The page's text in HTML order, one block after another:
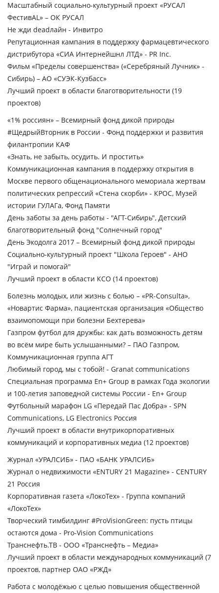
Масштабный социально-культурный проект «РУСАЛ
ФестивAL» – ОК РУСАЛ
Не жди deadлайн - Инвитро
Репутационная кампания в поддержку фармацевтического
дистрибутора «СИА Интернейшнл ЛТД» - PR Inc.
Фильм «Пределы совершенства» («Серебряный Лучник» -
Сибирь) – АО «СУЭК-Кузбасс»
Лучший проект в области благотворительности (19
проектов)
«1% россиян» – Всемирный фонд дикой природы
#ЩедрыйВторник в России - Фонд поддержки и развития
филантропии КАФ
«Знать, не забыть, осудить. И простить»
Коммуникационная кампания в поддержку открытия в
Москве первого общенационального мемориала жертвам
политических репрессий «Стена скорби» - КРОС, Музей
истории ГУЛАГа, Фонд Памяти
День заботы за день работы - "АГТ-Сибирь", Детский
благотворительный фонд "Солнечный город"
День Экодолга 2017 – Всемирный фонд дикой природы
Социально-культурный проект "Школа Героев" - АНО
"Играй и помогай"
Лучший проект в области КСО (14 проектов)
Болезнь молодых, или жизнь с болью – «PR-Consulta»,
«Новартис Фарма», пациентская организация «Общество
взаимопомощи при болезни Бехтерева»
Газпром футбол для дружбы: как дать возможность детям
во всём мире быть услышанными? – ПАО Газпром,
Коммуникационная группа АГТ
Любимый город, мы с тобой! - Granat communications
Специальная программа En+ Group в рамках Года экологии
и 100-летия заповедной системы России - En+ Group
Футбольный марафон LG «Передай Пас Добра» - SPN
Communications, LG Electronics Россия
Лучший проект в области внутрикорпоративных
коммуникаций и корпоративных медиа (12 проектов)
Журнал «УРАЛСИБ» - ПАО «БАНК УРАЛСИБ»
Журнал о недвижимости «ENTURY 21 Magazine» - CENTURY
21 Россия
Корпоративная газета «ЛокоТех» - Группа компаний
«ЛокоТех»
Творческий тимбилдинг #ProVisionGreen: пусть птицы
остаются дома - Pro-Vision Communications
Транснефть.ТВ - ООО «Транснефть – Медиа»
Лучший проект в области международных коммуникаций (7
проектов, партнер ОАО «РЖД»
Работа с молодёжью с целью повышения общественной